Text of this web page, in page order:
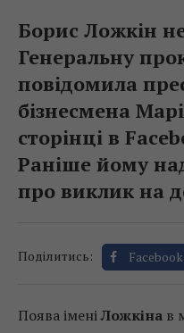
Борис Ложкін
Генеральну
повідомила
бізнесмена
сторінці в
Раніше йому
про виклик на
Поділитись: Facebook
Поява іменіЛожкіна в